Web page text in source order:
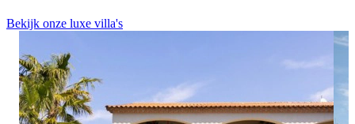
Bekijk onze luxe villa's